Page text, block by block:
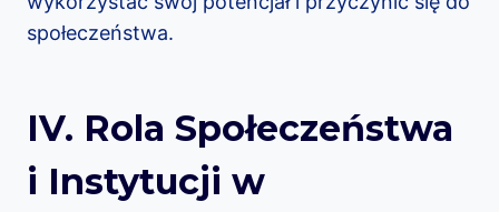
społeczeństwa.
IV. Rola Społeczeństwa
i Instytucji w